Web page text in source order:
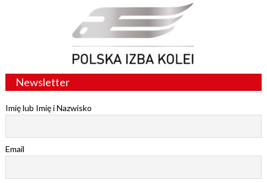
Newsletter
Imię lub Imię i Nazwisko
Email